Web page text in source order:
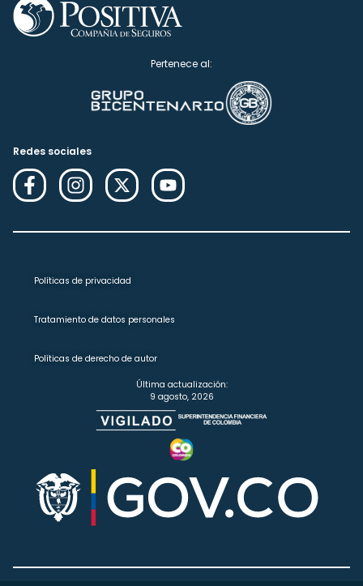
Pertenece al:
Redes sociales
Políticas de privacidad
Tratamiento de datos personales
Políticas de derecho de autor
Última actualización:
9 agosto, 2026